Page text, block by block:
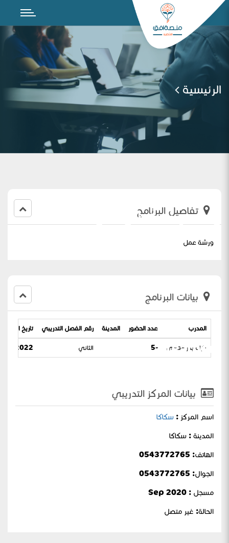
الرئيسية
Teaching English to young
learners
تفاصيل البرنامج
ورشة عمل
بيانات البرنامج
المدرب عدد الحضور المدينة رقم الفصل التدريبي تاريخ البرنامج
نازك بدر الهادي -5 الثاني 2022 / 12-07-1443
بيانات المركز التدريبي
اسم المركز : سكاكا
المدينة : سكاكا
الهاتف: 0543772765
الجوال:
مسجل : Sep 2020
الحالة: غير متصل